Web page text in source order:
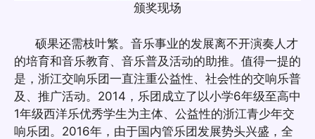
颁奖现场
硕果还需枝叶繁。音乐事业的发展离不开演奏人才
的培育和音乐教育、音乐普及活动的助推。值得一提的
是，浙江交响乐团一直注重公益性、社会性的交响乐普
及、推广活动。2014，乐团成立了以小学6年级至高中
1年级西洋乐优秀学生为主体、公益性的浙江青少年交
响乐团。2016年，由于国内管乐团发展势头兴盛，全